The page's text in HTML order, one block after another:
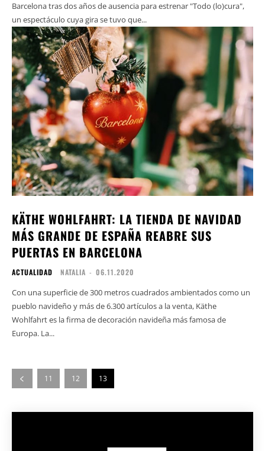
Barcelona tras dos años de ausencia para estrenar "Todo (lo)cura",
un espectáculo cuya gira se tuvo que...
KÄTHE WOHLFAHRT: LA TIENDA DE NAVIDAD
MÁS GRANDE DE ESPAÑA REABRE SUS
PUERTAS EN BARCELONA
ACTUALIDAD NATALIA - 06.11.2020
Con una superficie de 300 metros cuadrados ambientados como un
pueblo navideño y más de 6.300 artículos a la venta, Käthe
Wohlfahrt es la firma de decoración navideña más famosa de
Europa. La...
11 12 13